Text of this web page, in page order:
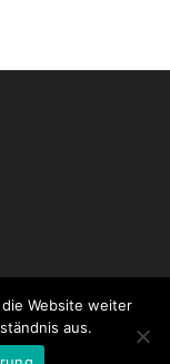
Impressum
Website weiter
aus.